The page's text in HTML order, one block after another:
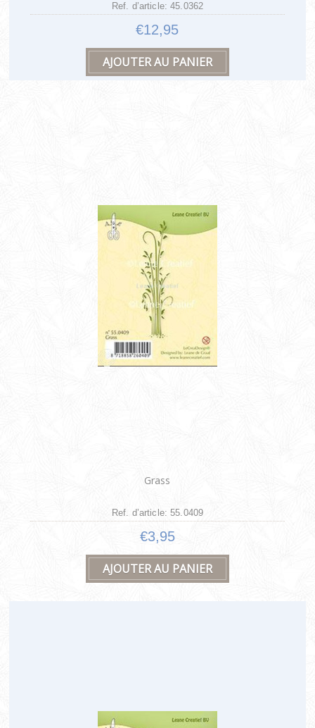
Ref. d’article: 45.0362
€12,95
Grass
Ref. d’article: 55.0409
€3,95